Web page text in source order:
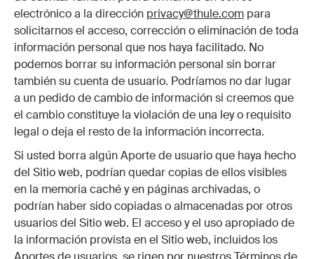
electrónico a la dirección privacy@thule.com para
solicitarnos el acceso, corrección o eliminación de toda
información personal que nos haya facilitado. No
podemos borrar su información personal sin borrar
también su cuenta de usuario. Podríamos no dar lugar
a un pedido de cambio de información si creemos que
el cambio constituye la violación de una ley o requisito
legal o deja el resto de la información incorrecta.
Si usted borra algún Aporte de usuario que haya hecho
del Sitio web, podrían quedar copias de ellos visibles
en la memoria caché y en páginas archivadas, o
podrían haber sido copiadas o almacenadas por otros
usuarios del Sitio web. El acceso y el uso apropiado de
la información provista en el Sitio web, incluidos los